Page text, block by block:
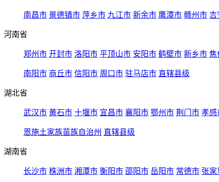
南昌市 景德镇市 萍乡市 九江市 新余市 鹰潭市 赣州市 吉
河南省
郑州市 开封市 洛阳市 平顶山市 安阳市 鹤壁市 新乡市 焦
南阳市 商丘市 信阳市 周口市 驻马店市 直辖县级
湖北省
武汉市 黄石市 十堰市 宜昌市 襄阳市 鄂州市 荆门市 孝感
恩施土家族苗族自治州 直辖县级
湖南省
长沙市 株洲市 湘潭市 衡阳市 邵阳市 岳阳市 常德市 张家